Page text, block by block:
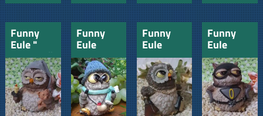
Funny
Eule "
Schlafmütze
- Gute
Nacht"
Funny
Eule
"Nordic-
Walking"
Funny
Eule
"Shopping"
Funny
Eule